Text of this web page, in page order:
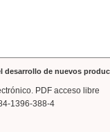
desarrollo de nuevos
PDF acceso libre
1396-388-4